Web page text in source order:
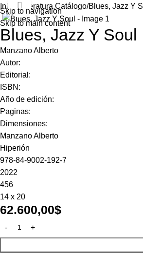
Skip to navigation
Skip to main content
Inicio Literatura,Catálogo Blues, Jazz Y
Click to enlarge
Blues, Jazz Y Soul
Manzano Alberto
Autor:
Editorial:
ISBN:
Año de edición:
Paginas:
Dimensiones:
Manzano Alberto
Hiperión
978-84-9002-192-7
2022
456
14 x 20
62.600,00$